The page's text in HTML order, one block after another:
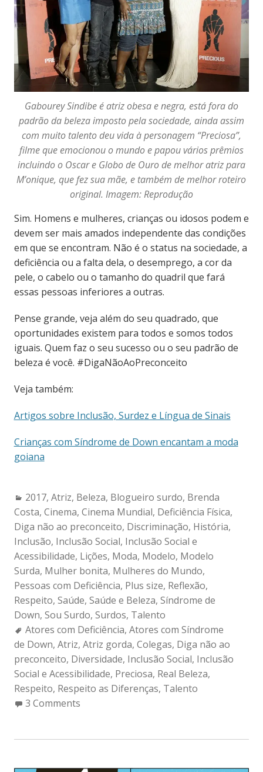
Gabourey Sindibe é atriz obesa e negra, está fora do
padrão da beleza imposto pela sociedade, ainda assim
com muito talento deu vida à personagem “Preciosa”,
filme que emocionou o mundo e papou vários prêmios
incluindo o Oscar e Globo de Ouro de melhor atriz para
M’onique, que fez sua mãe, e também de melhor roteiro
original. Imagem: Reprodução
Sim. Homens e mulheres, crianças ou idosos podem e
devem ser mais amados independente das condições
em que se encontram. Não é o status na sociedade, a
deficiência ou a falta dela, o desemprego, a cor da
pele, o cabelo ou o tamanho do quadril que fará
essas pessoas inferiores a outras.
Pense grande, veja além do seu quadrado, que
oportunidades existem para todos e somos todos
iguais. Quem faz o seu sucesso ou o seu padrão de
beleza é você. #DigaNãoAoPreconceito
Veja também:
Artigos sobre Inclusão, Surdez e Língua de Sinais
Crianças com Síndrome de Down encantam a moda
goiana
Categories:
2017, Atriz, Beleza, Blogueiro surdo, Brenda
Costa, Cinema, Cinema Mundial, Deficiência Física,
Diga não ao preconceito, Discriminação, História,
Inclusão, Inclusão Social, Inclusão Social e
Acessibilidade, Lições, Moda, Modelo, Modelo
Surda, Mulher bonita, Mulheres do Mundo,
Pessoas com Deficiência, Plus size, Reflexão,
Respeito, Saúde, Saúde e Beleza, Síndrome de
Down, Sou Surdo, Surdos, Talento
Tags:
Atores com Deficiência, Atores com Síndrome
de Down, Atriz, Atriz gorda, Colegas, Diga não ao
preconceito, Diversidade, Inclusão Social, Inclusão
Social e Acessibilidade, Preciosa, Real Beleza,
Respeito, Respeito as Diferenças, Talento
3 Comments